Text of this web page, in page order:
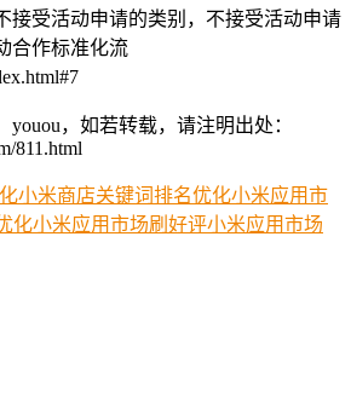
接受活动申请的类别，不接受活动申请
合作标准化流
youou，如若转载，请注明出处：
811.html
小米商店关键词排名优化小米应用市
化小米应用市场刷好评小米应用市场